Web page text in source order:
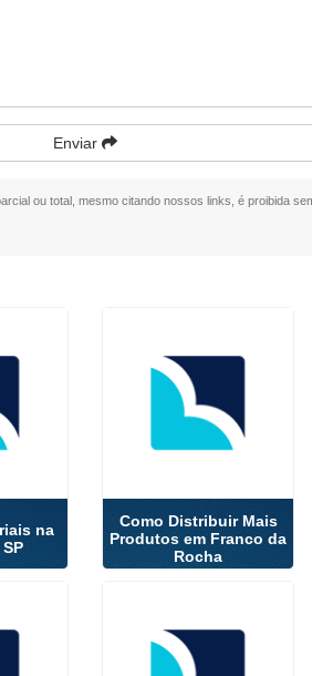
Enviar
ou total, mesmo citando nossos links, é proibida
na
Como Distribuir Mais
Produtos em Franco da
Rocha